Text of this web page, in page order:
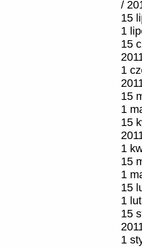
/
15
1
15
1
15
1
15
1
15
1
15
1
15
1